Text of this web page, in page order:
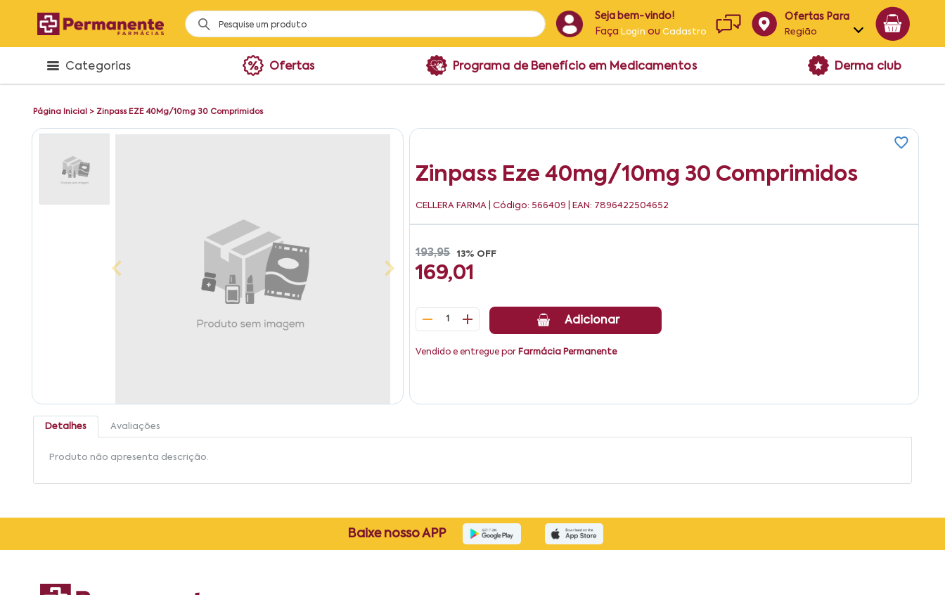
Seja bem-vindo!
Faça Login ouCadastro
Ofertas Para
Região
Alagoas
Categorias Ofertas Programa de Benefício em Medicamentos Derma club
Página Inicial > Zinpass EZE 40Mg/10mg 30 Comprimidos
Zinpass Eze 40mg/10mg 30 Comprimidos
CELLERA FARMA | Código: 566409 | EAN: 7896422504652
193,95 13% OFF
169,01
1 Adicionar
Vendido e entregue por Farmácia Permanente
Detalhes Avaliações
Produto não apresenta descrição.
Baixe nosso APP